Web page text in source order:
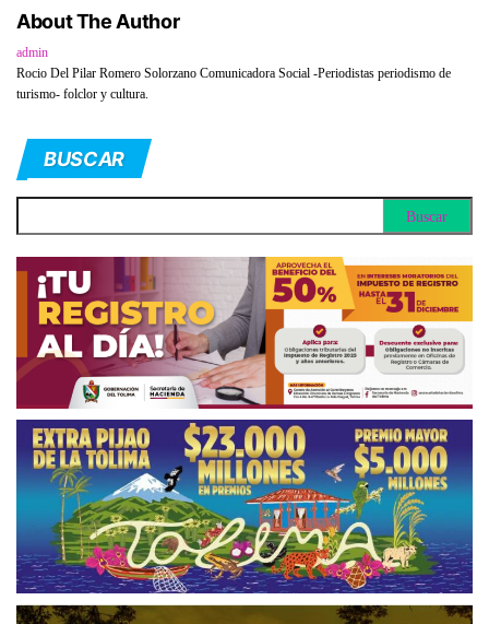
About The Author
admin
Rocio Del Pilar Romero Solorzano Comunicadora Social -Periodistas periodismo de
turismo- folclor y cultura.
BUSCAR